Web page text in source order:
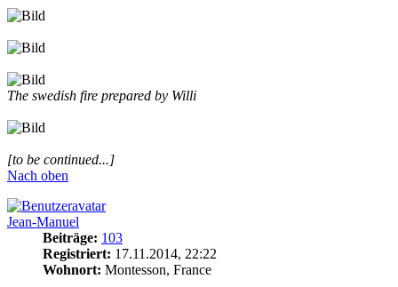
The swedish fire prepared by Willi
[to be continued...]
Nach oben
Jean-Manuel
Beiträge: 103
Registriert: 17.11.2014, 22:22
Wohnort: Montesson, France